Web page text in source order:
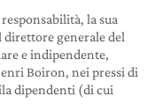
la sua
generale del
e indipendente,
Boiron, nei pressi di
dipendenti (di cui